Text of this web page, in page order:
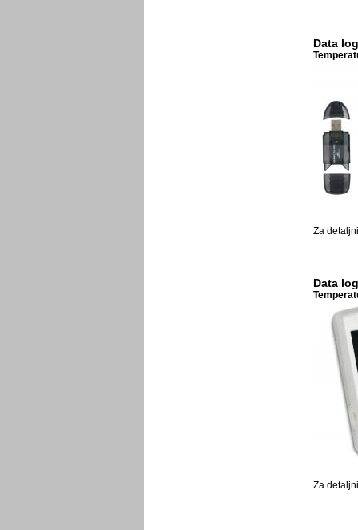
Data
Za
Data
Za